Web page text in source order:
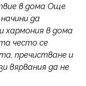
в дома Още
да
хармония в дома
често се
пречистване и
вярвания да не